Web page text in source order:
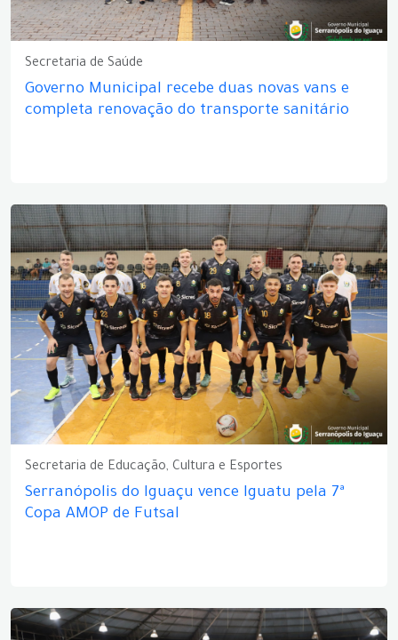
Secretaria de Saúde
Governo Municipal recebe duas novas vans e
completa renovação do transporte sanitário
Secretaria de Educação, Cultura e Esportes
Serranópolis do Iguaçu vence Iguatu pela 7ª
Copa AMOP de Futsal